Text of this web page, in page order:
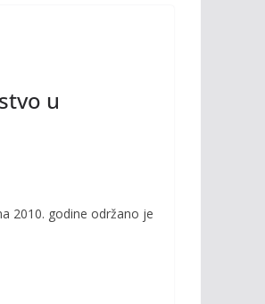
u
2010. godine održano je